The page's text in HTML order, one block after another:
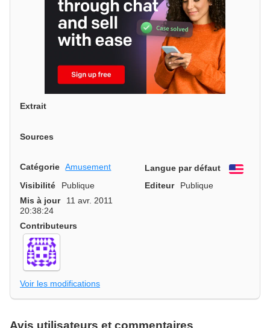
Extrait
Sources
Catégorie Amusement Langue par défaut
Visibilité
Publique Editeur
Publique
Mis à jour
11 avr. 2011
20:38:24
Contributeurs
Voir les modifications
Avis utilisateurs et commentaires